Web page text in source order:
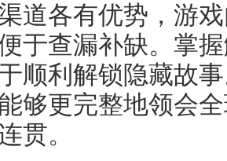
道各有优势，游
于查漏补缺。掌
顺利解锁隐藏故
够更完整地领会
贯。